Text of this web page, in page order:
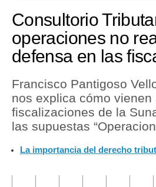
Economía
Mercados
Política
Tu Dinero
Finanzas Personales
Consultorio
operaciones no
defensa en las
Francisco Pantigoso
nos explica cómo
fiscalizaciones de la
las supuestas
La importancia del derecho